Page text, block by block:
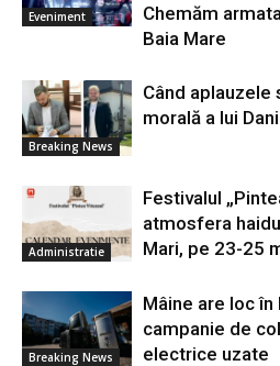
Eveniment
Chemăm
Baia Mare
Breaking News
Când aplauzele
morală a lui
Administratie
Festivalul
atmosfera
Mari, pe 23-25
Breaking News
Mâine are loc în
campanie de
electrice uzate